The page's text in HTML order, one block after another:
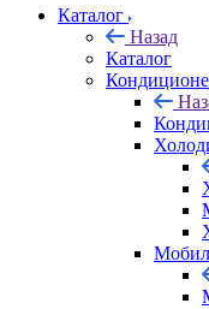
Каталог
Назад
Каталог